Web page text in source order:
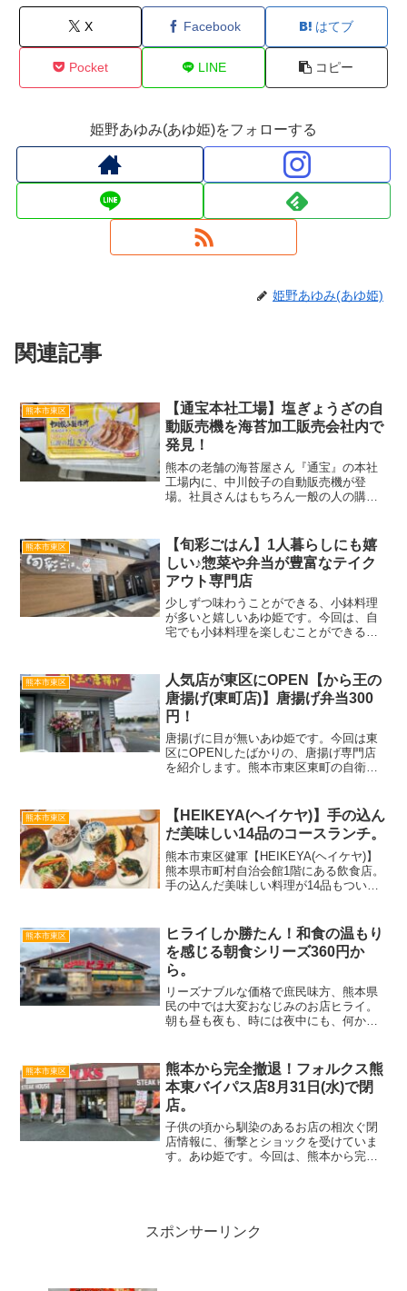
X Facebook はてブ
Pocket LINE コピー
姫野あゆみ(あゆ姫)をフォローする
姫野あゆみ(あゆ姫)
関連記事
熊本市東区
【通宝本社工場】塩ぎょうざの自
動販売機を海苔加工販売会社内で
発見！
熊本の老舗の海苔屋さん『通宝』の本社
工場内に、中川餃子の自動販売機が登
場。社員さんはもちろん一般の人の購入
す。誰でも綺麗に焼くことができる冷凍
餃子で冷凍庫に入れておくと便利！
熊本市東区
【旬彩ごはん】1人暮らしにも嬉
しい♪惣菜や弁当が豊富なテイク
アウト専門店
少しずつ味わうことができる、小鉢料理
が多いと嬉しいあゆ姫です。今回は、自
宅でも小鉢料理を楽しむことができるお
店は、熊本市東区月出の女子大通りにあ
る『旬彩ごはん』店内には...
熊本市東区
人気店が東区にOPEN【から王の
唐揚げ(東町店)】唐揚げ弁当300
円！
唐揚げに目が無いあゆ姫です。今回は東
区にOPENしたばかりの、唐揚げ専門店
を紹介します。熊本市東区東町の自衛隊
ト専門店がOPEN！『から王の唐揚げ(東
町店)』2022年...
熊本市東区
【HEIKEYA(ヘイケヤ)】手の込ん
だ美味しい14品のコースランチ。
熊本市東区健軍【HEIKEYA(ヘイケヤ)】
熊本県市町村自治会館1階にある飲食店。
手の込んだ美味しい料理が14品もついた
きます。色々な料理を少しずつ食べるこ
とができるランチは嬉しい
熊本市東区
ヒライしか勝たん！和食の温もり
を感じる朝食シリーズ360円か
ら。
リーズナブルな価格で庶民味方、熊本県
民の中では大変おなじみのお店ヒライ。
朝も昼も夜も、時には夜中にも、何かと
見かけるヒライ。約140店舗もの店舗があ
るそうです。テナント...
熊本市東区
熊本から完全撤退！フォルクス熊
本東バイパス店8月31日(水)で閉
店。
子供の頃から馴染のあるお店の相次ぐ閉
店情報に、衝撃とショックを受けていま
す。あゆ姫です。今回は、熊本から完全
スポンサーリンク